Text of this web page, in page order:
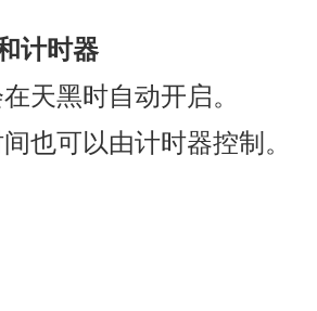
计时器
天黑时自动开启。
也可以由计时器控制。